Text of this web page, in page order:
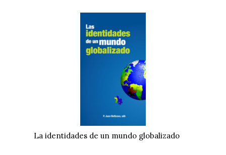
La identidades de un mundo globalizado